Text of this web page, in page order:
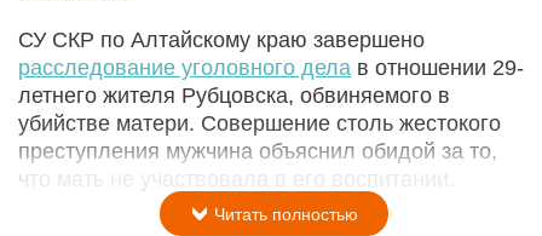
СУ СКР по Алтайскому краю завершено
расследование уголовного дела в отношении 29-
летнего жителя Рубцовска, обвиняемого в
убийстве матери. Совершение столь жестокого
преступления мужчина объяснил обидой за то,
что мать не участвовала в его воспитании.
Читать полностью